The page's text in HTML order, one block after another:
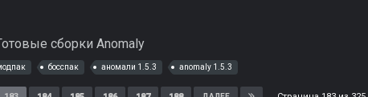
сборки Anomaly
босспак аномали 1.5.3 anomaly 1.5.3